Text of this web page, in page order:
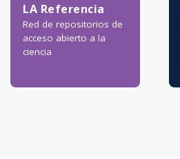
LA Referencia
Red de repositorios de
acceso abierto a la
ciencia